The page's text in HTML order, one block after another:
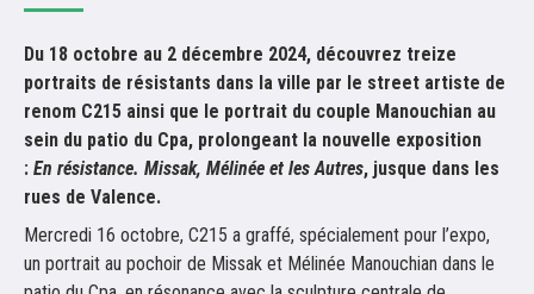
Du 18 octobre au 2 décembre 2024, découvrez treize
portraits de résistants dans la ville par le street artiste de
renom C215 ainsi que le portrait du couple Manouchian au
sein du patio du Cpa, prolongeant la nouvelle exposition
: En résistance. Missak, Mélinée et les Autres, jusque dans les
rues de Valence.
Mercredi 16 octobre, C215 a graffé, spécialement pour l’expo,
un portrait au pochoir de Missak et Mélinée Manouchian dans le